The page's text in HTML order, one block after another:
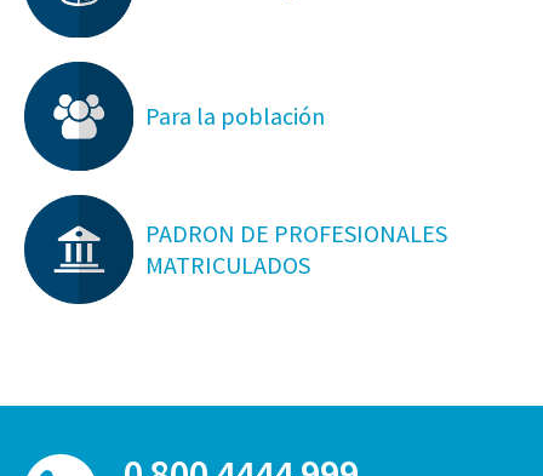
Para la población
PADRON DE PROFESIONALES
MATRICULADOS